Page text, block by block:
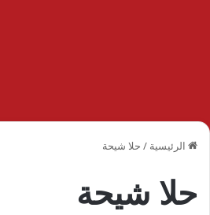
الرئيسية / حلا شيحة
حلا شيحة